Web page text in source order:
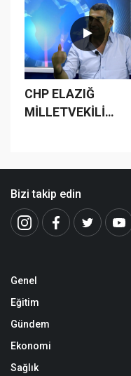
CHP ELAZIĞ
MİLLETVEKİLİ
SAHİBİ ZÜLFÜ BAL
KONUŞTULAR
Bizi takip edin
Genel
Eğitim
Gündem
Ekonomi
Sağlık